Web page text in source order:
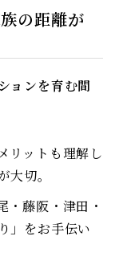
の距離が
ョンを育む間
リットも理解し
大切。
・藤阪・津田・
」をお手伝い